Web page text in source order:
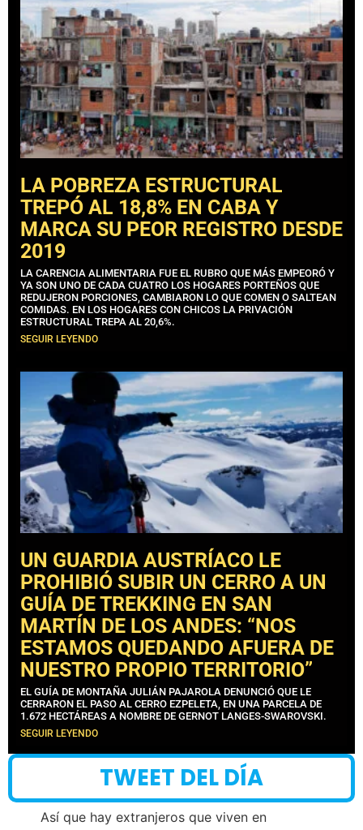
LA POBREZA ESTRUCTURAL
TREPÓ AL 18,8% EN CABA Y
MARCA SU PEOR REGISTRO DESDE
2019
LA CARENCIA ALIMENTARIA FUE EL RUBRO QUE MÁS EMPEORÓ Y
YA SON UNO DE CADA CUATRO LOS HOGARES PORTEÑOS QUE
REDUJERON PORCIONES, CAMBIARON LO QUE COMEN O SALTEAN
COMIDAS. EN LOS HOGARES CON CHICOS LA PRIVACIÓN
ESTRUCTURAL TREPA AL 20,6%.
SEGUIR LEYENDO
UN GUARDIA AUSTRÍACO LE
PROHIBIÓ SUBIR UN CERRO A UN
GUÍA DE TREKKING EN SAN
MARTÍN DE LOS ANDES: “NOS
ESTAMOS QUEDANDO AFUERA DE
NUESTRO PROPIO TERRITORIO”
EL GUÍA DE MONTAÑA JULIÁN PAJAROLA DENUNCIÓ QUE LE
CERRARON EL PASO AL CERRO EZPELETA, EN UNA PARCELA DE
1.672 HECTÁREAS A NOMBRE DE GERNOT LANGES-SWAROVSKI.
SEGUIR LEYENDO
TWEET DEL DÍA
Así que hay extranjeros que viven en